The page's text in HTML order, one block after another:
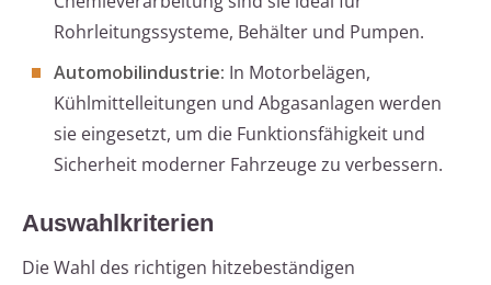
Rohrleitungssysteme, Behälter und Pumpen.
Automobilindustrie: In Motorbelägen,
Kühlmittelleitungen und Abgasanlagen werden
sie eingesetzt, um die Funktionsfähigkeit und
Sicherheit moderner Fahrzeuge zu verbessern.
Auswahlkriterien
Die Wahl des richtigen hitzebeständigen